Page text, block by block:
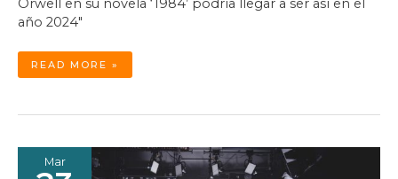
Orwell en su novela ‘1984’ podría llegar a ser así en el
año 2024″
DEL
HERMANO
LA
READ MORE »
Mar